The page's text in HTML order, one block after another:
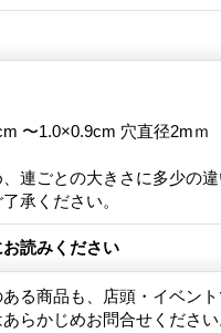
〜1.0×0.9cm 穴直径2mｍ
連ごとの大きさに多少の違
承ください。
読みください
る商品も、店頭・イベン
らかじめお問合せください